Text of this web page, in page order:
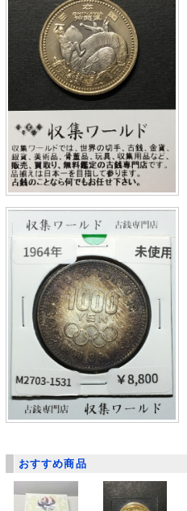
おすすめ商品